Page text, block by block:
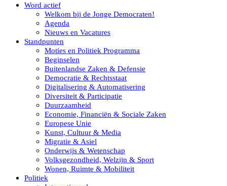
Word actief
Welkom bij de Jonge Democraten!
Agenda
Nieuws en Vacatures
Standpunten
Moties en Politiek Programma
Beginselen
Buitenlandse Zaken & Defensie
Democratie & Rechtsstaat
Digitalisering & Automatisering
Diversiteit & Participatie
Duurzaamheid
Economie, Financiën & Sociale Zaken
Europese Unie
Kunst, Cultuur & Media
Migratie & Asiel
Onderwijs & Wetenschap
Volksgezondheid, Welzijn & Sport
Wonen, Ruimte & Mobiliteit
Politiek